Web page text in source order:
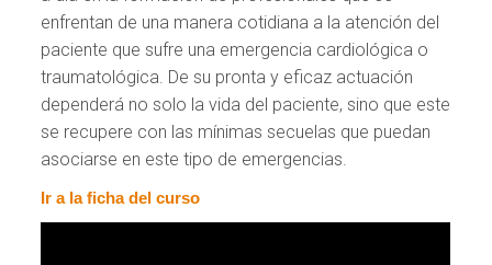
enfrentan de una manera cotidiana a la atención del
paciente que sufre una emergencia cardiológica o
traumatológica. De su pronta y eficaz actuación
dependerá no solo la vida del paciente, sino que este
se recupere con las mínimas secuelas que puedan
asociarse en este tipo de emergencias.
Ir a la ficha del curso